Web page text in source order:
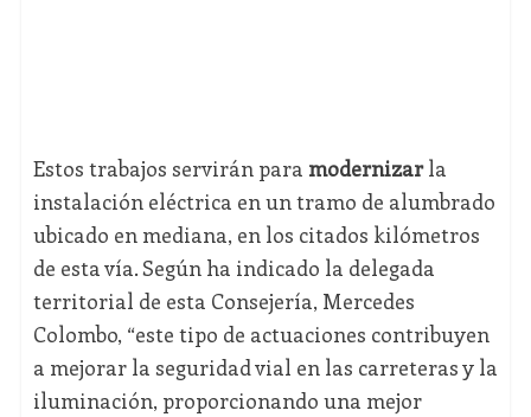
Estos trabajos servirán para modernizarla
instalación eléctrica en un tramo de alumbrado
ubicado en mediana, en los citados kilómetros
de esta vía. Según ha indicado la delegada
territorial de esta Consejería, Mercedes
Colombo, “este tipo de actuaciones contribuyen
a mejorar la seguridad vial en las carreteras y la
iluminación, proporcionando una mejor